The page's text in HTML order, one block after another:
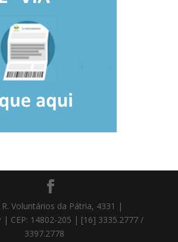
Voluntários da Pátria, 4331 |
| CEP: 14802-205 | [16] 3335.2777 /
3397.2778